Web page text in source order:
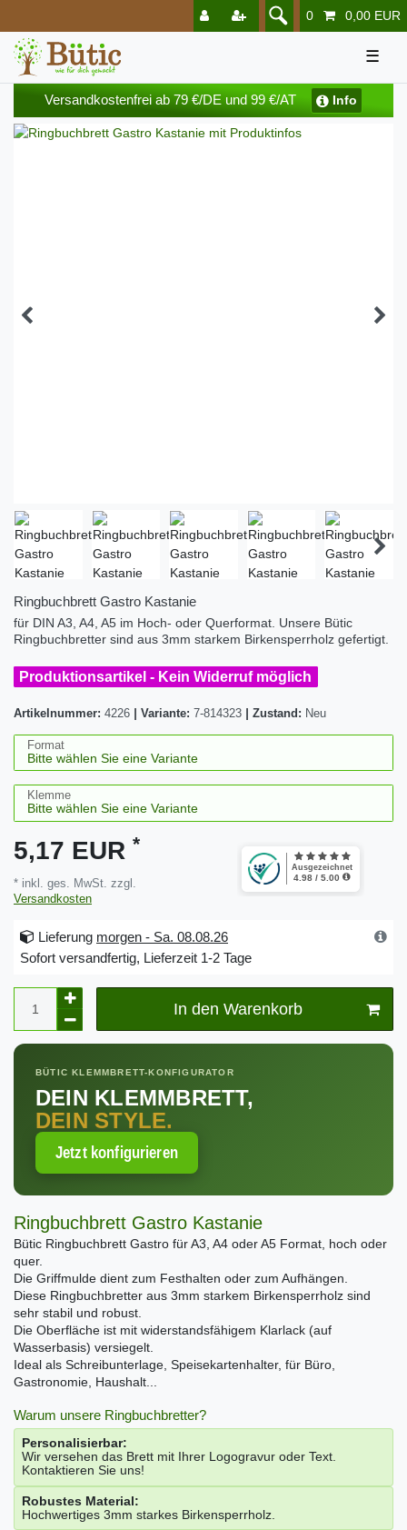
0 0,00 EUR
☰
Versandkostenfrei ab 79 €/DE und 99 €/AT Info
Ringbuchbrett Gastro Kastanie
für DIN A3, A4, A5 im Hoch- oder Querformat. Unsere Bütic
Ringbuchbretter sind aus 3mm starkem Birkensperrholz gefertigt.
Produktionsartikel - Kein Widerruf möglich
Artikelnummer: 4226 Variante: 7-814323 Zustand: Neu
Format
Klemme
5,17 EUR *
* inkl. ges. MwSt. zzgl.
Versandkosten
Lieferung morgen - Sa. 08.08.26
Sofort versandfertig, Lieferzeit 1-2 Tage
In den Warenkorb
BÜTIC KLEMMBRETT-KONFIGURATOR
DEIN KLEMMBRETT,
DEIN STYLE.
Jetzt konfigurieren
Ringbuchbrett Gastro Kastanie
Bütic Ringbuchbrett Gastro für A3, A4 oder A5 Format, hoch oder
quer.
Die Griffmulde dient zum Festhalten oder zum Aufhängen.
Diese Ringbuchbretter aus 3mm starkem Birkensperrholz sind
sehr stabil und robust.
Die Oberfläche ist mit widerstandsfähigem Klarlack (auf
Wasserbasis) versiegelt.
Ideal als Schreibunterlage, Speisekartenhalter, für Büro,
Gastronomie, Haushalt...
Warum unsere Ringbuchbretter?
Personalisierbar:
Wir versehen das Brett mit Ihrer Logogravur oder Text.
Kontaktieren Sie uns!
Robustes Material:
Hochwertiges 3mm starkes Birkensperrholz.